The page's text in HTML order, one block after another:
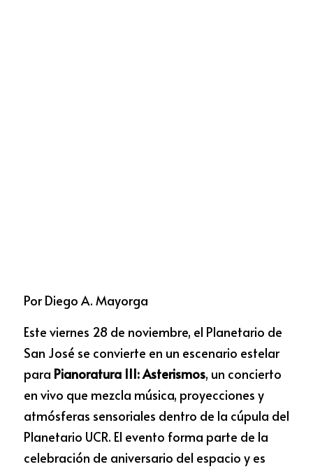
Por Diego A. Mayorga
Este viernes 28 de noviembre, el Planetario de
San José se convierte en un escenario estelar
para Pianoratura III: Asterismos, un concierto
en vivo que mezcla música, proyecciones y
atmósferas sensoriales dentro de la cúpula del
Planetario UCR. El evento forma parte de la
celebración de aniversario del espacio y es